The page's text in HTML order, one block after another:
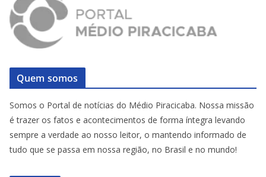
Quem somos
Somos o Portal de notícias do Médio Piracicaba. Nossa missão
é trazer os fatos e acontecimentos de forma íntegra levando
sempre a verdade ao nosso leitor, o mantendo informado de
tudo que se passa em nossa região, no Brasil e no mundo!